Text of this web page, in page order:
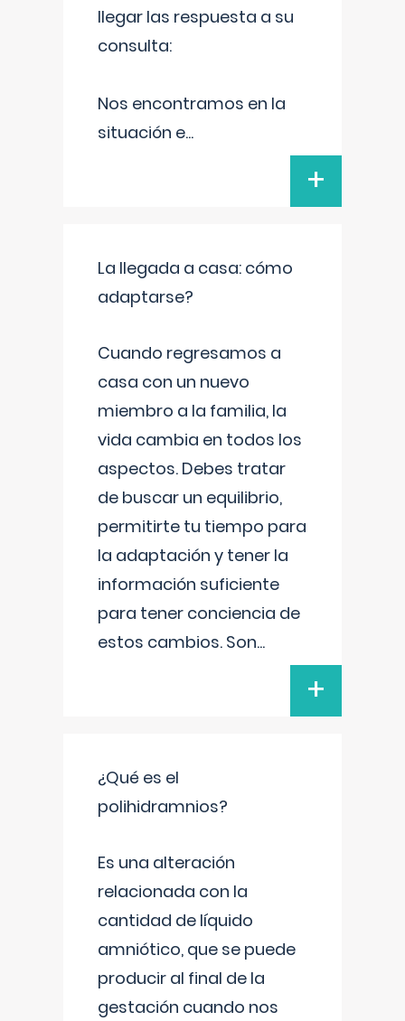
llegar las respuesta a su
consulta:
Nos encontramos en la
situación e...
+
La llegada a casa: cómo
adaptarse?
Cuando regresamos a
casa con un nuevo
miembro a la familia, la
vida cambia en todos los
aspectos. Debes tratar
de buscar un equilibrio,
permitirte tu tiempo para
la adaptación y tener la
información suficiente
para tener conciencia de
estos cambios. Son...
+
¿Qué es el
polihidramnios?
Es una alteración
relacionada con la
cantidad de líquido
amniótico, que se puede
producir al final de la
gestación cuando nos